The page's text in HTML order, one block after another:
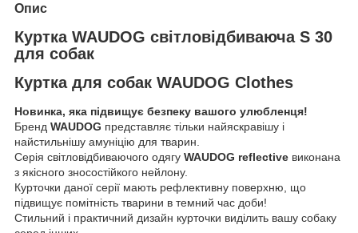
Опис
Куртка WAUDOG світловідбиваюча S 30
для собак
Куртка для собак WAUDOG Clothes
Новинка, яка підвищує безпеку вашого улюбленця!
Бренд WAUDOG представляє тільки найяскравішу і
найстильнішу амуніцію для тварин.
Серія світловідбиваючого одягу WAUDOG reflective виконана
з якісного зносостійкого нейлону.
Курточки даної серії мають рефлективну поверхню, що
підвищує помітність тварини в темний час доби!
Стильний і практичний дизайн курточки виділить вашу собаку